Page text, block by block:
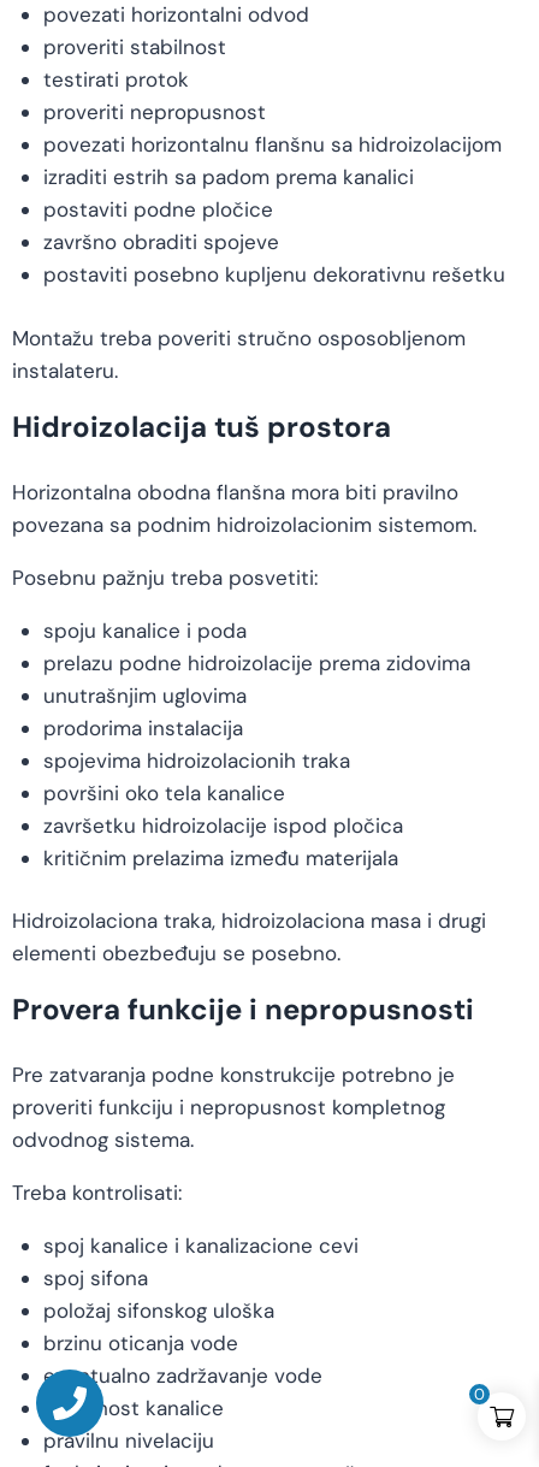
0
povezati horizontalni odvod
proveriti stabilnost
testirati protok
proveriti nepropusnost
povezati horizontalnu flanšnu sa hidroizolacijom
izraditi estrih sa padom prema kanalici
postaviti podne pločice
završno obraditi spojeve
postaviti posebno kupljenu dekorativnu rešetku
Montažu treba poveriti stručno osposobljenom
instalateru.
Hidroizolacija tuš prostora
Horizontalna obodna flanšna mora biti pravilno
povezana sa podnim hidroizolacionim sistemom.
Posebnu pažnju treba posvetiti:
spoju kanalice i poda
prelazu podne hidroizolacije prema zidovima
unutrašnjim uglovima
prodorima instalacija
spojevima hidroizolacionih traka
površini oko tela kanalice
završetku hidroizolacije ispod pločica
kritičnim prelazima između materijala
Hidroizolaciona traka, hidroizolaciona masa i drugi
elementi obezbeđuju se posebno.
Provera funkcije i nepropusnosti
Pre zatvaranja podne konstrukcije potrebno je
proveriti funkciju i nepropusnost kompletnog
odvodnog sistema.
Treba kontrolisati:
spoj kanalice i kanalizacione cevi
spoj sifona
položaj sifonskog uloška
brzinu oticanja vode
eventualno zadržavanje vode
stabilnost kanalice
pravilnu nivelaciju